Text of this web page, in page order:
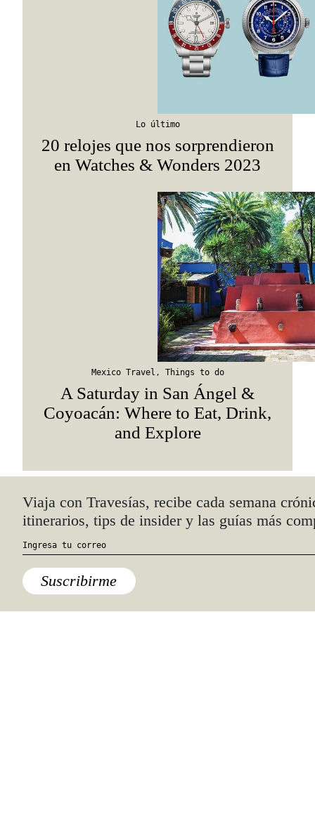
Lo último
20 relojes que nos sorprendieron
en Watches & Wonders 2023
Mexico Travel , Things to do
A Saturday in San Ángel &
Coyoacán: Where to Eat, Drink,
and Explore
Quiénes somos
Anúnciate con nosotros